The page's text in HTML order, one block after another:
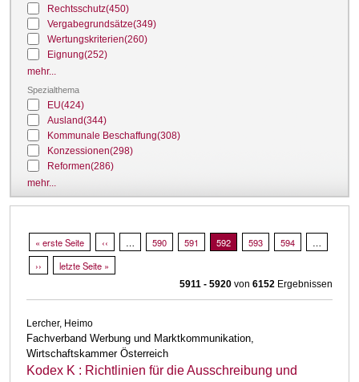
Rechtsschutz(450)
Vergabegrundsätze(349)
Wertungskriterien(260)
Eignung(252)
mehr...
Spezialthema
EU(424)
Ausland(344)
Kommunale Beschaffung(308)
Konzessionen(298)
Reformen(286)
mehr...
Seitennummerierung
Erste Seite
« erste Seite Vorherige Seite
‹‹ … Page
590 Page
591 Aktuelle Seite
592 Page
593 Page
594
…
Nächste Seite
›› Letzte Seite
letzte Seite »
5911 - 5920 von 6152 Ergebnissen
Lercher, Heimo
Fachverband Werbung und Marktkommunikation,
Wirtschaftskammer Österreich
Kodex K : Richtlinien für die Ausschreibung und